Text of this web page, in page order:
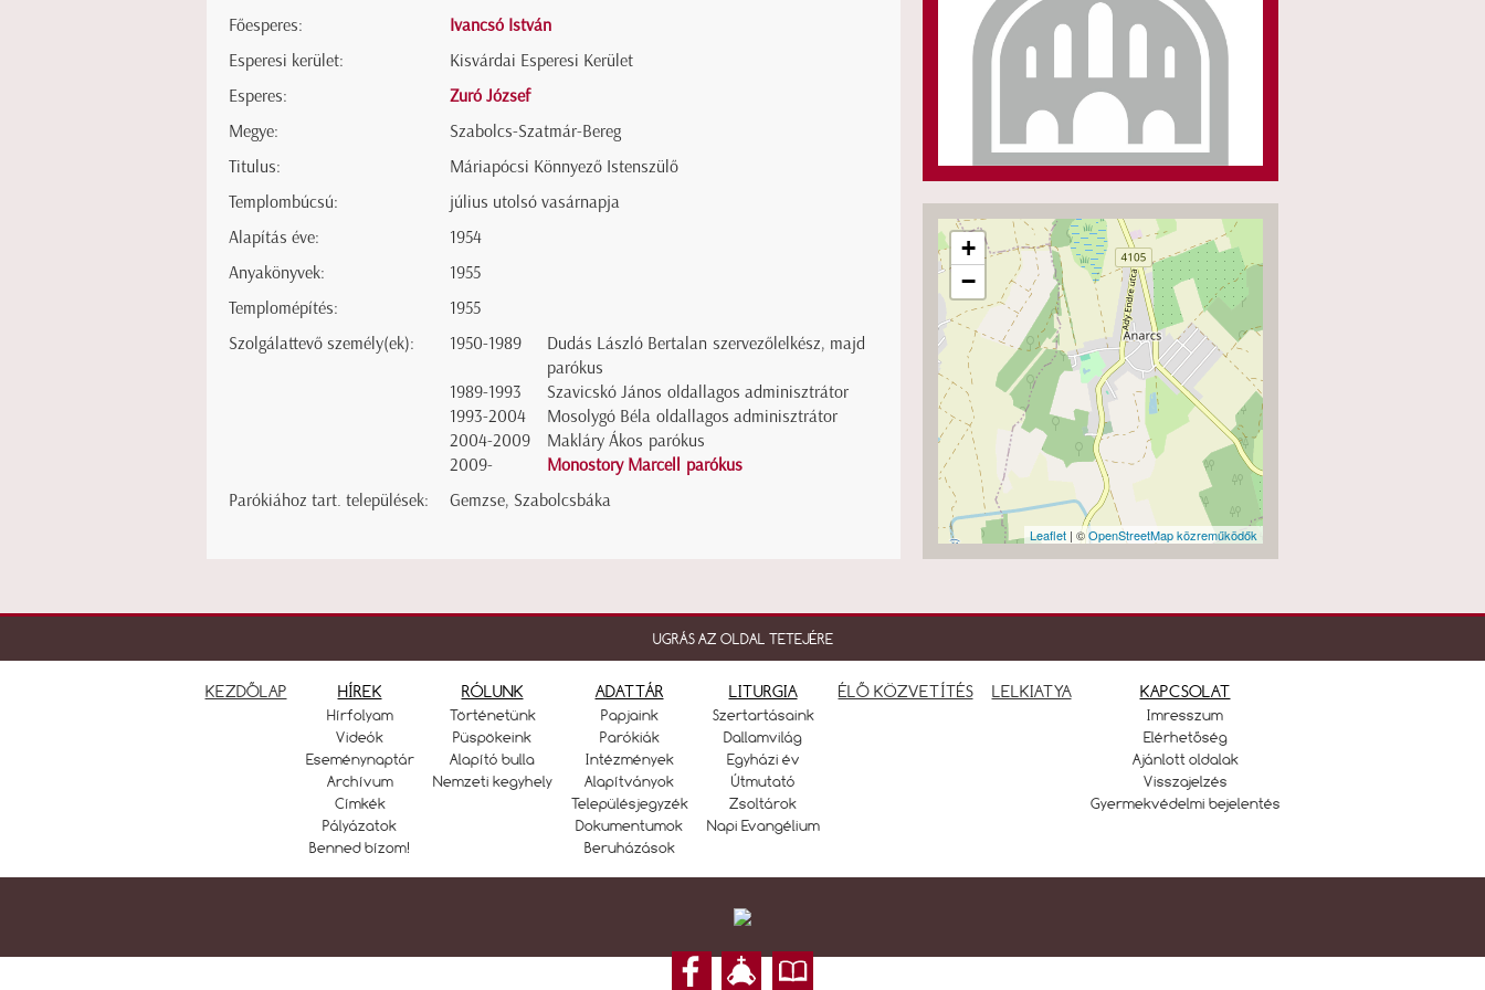
+
−
Leaflet | ©OpenStreetMap közreműködők
Főesperes:
Ivancsó István
Esperesi kerület:
Kisvárdai Esperesi Kerület
Esperes:
Zuró József
Megye:
Szabolcs-Szatmár-Bereg
Titulus:
Máriapócsi Könnyező Istenszülő
Templombúcsú:
július utolsó vasárnapja
Alapítás éve:
1954
Anyakönyvek:
1955
Templomépítés:
1955
Szolgálattevő személy(ek):
1950-1989
Dudás László Bertalan szervezőlelkész, majd
parókus
1989-1993
Szavicskó János oldallagos adminisztrátor
1993-2004
Mosolygó Béla oldallagos adminisztrátor
2004-2009
Makláry Ákos parókus
2009-
Monostory Marcell parókus
Parókiához tart. települések:
Gemzse, Szabolcsbáka
UGRÁS AZ OLDAL TETEJÉRE
KEZDŐLAP HÍREK
Hírfolyam
Videók
Eseménynaptár
Archívum
Címkék
Pályázatok
Benned bízom!
RÓLUNK
Történetünk
Püspökeink
Alapító bulla
Nemzeti kegyhely
ADATTÁR
Papjaink
Parókiák
Intézmények
Alapítványok
Településjegyzék
Dokumentumok
Beruházások
LITURGIA
Szertartásaink
Dallamvilág
Egyházi év
Útmutató
Zsoltárok
Napi Evangélium
ÉLŐ KÖZVETÍTÉS LELKIATYA KAPCSOLAT
Imresszum
Elérhetőség
Ajánlott oldalak
Visszajelzés
Gyermekvédelmi bejelentés